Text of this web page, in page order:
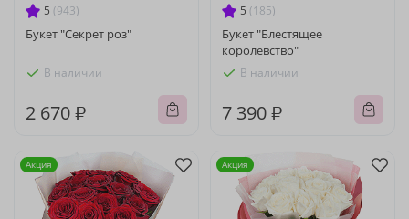
5 (943)
Букет "Секрет роз"
В наличии
2 670 ₽
5 (185)
Букет "Блестящее
королевство"
В наличии
7 390 ₽
Акция Акция